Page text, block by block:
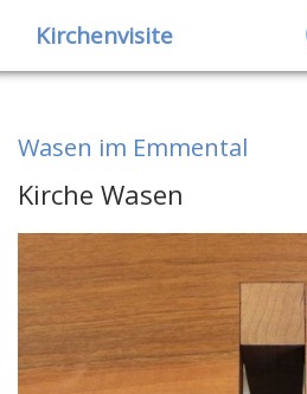
Kirchenvisite
Wasen im Emmental
Kirche Wasen